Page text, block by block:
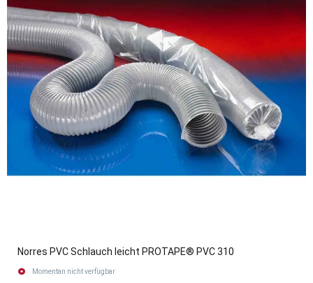
Norres PVC Schlauch leicht PROTAPE® PVC 310
Momentan nicht verfügbar